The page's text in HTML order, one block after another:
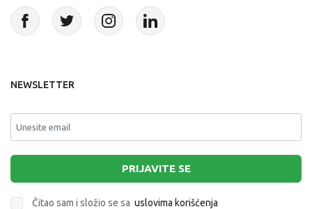
NEWSLETTER
PRIJAVITE SE
Čitao sam i složio se sa uslovima korišćenja